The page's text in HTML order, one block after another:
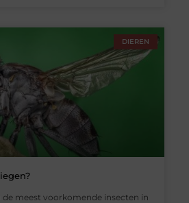
DIEREN
de meest voorkomende insecten in